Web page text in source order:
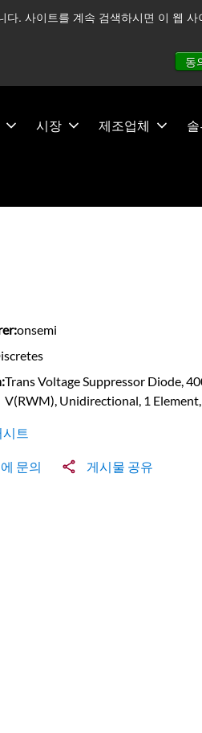
. 사이트를 계속 검색하시면 이 웹
동
지속적으로 주시하고 있으며, 모
시장 제조업체
onsemi
Trans Voltage Suppressor Diode,
V(RWM), Unidirectional, 1
트
문의 게시물 공유